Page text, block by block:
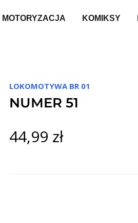
MOTORYZACJA KOMIKSY
LOKOMOTYWA BR 01
NUMER 51
44,99 zł